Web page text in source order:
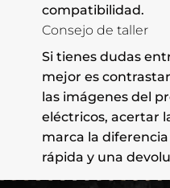
compatibilidad.
Consejo de taller
Si tienes dudas
mejor es
las imágenes del
eléctricos, acertar
marca la
rápida y una